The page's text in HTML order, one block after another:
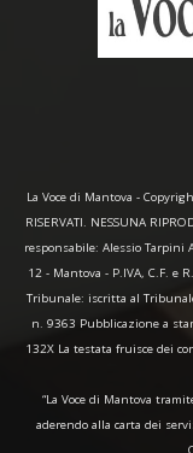
La Voce di Mantova -
RISERVATI. NESSUNA
responsabile: Alessio Tarpini
12 - Mantova - P.IVA, C.F. e
Tribunale: iscritta al
n. 9363 Pubblicazione a
132X La testata fruisce dei
“La Voce di Mantova
aderendo alla carta dei